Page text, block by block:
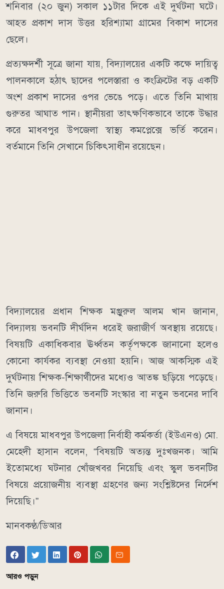
শনিবার (২০ জুন) সকাল ১১টার দিকে এই দুর্ঘটনা ঘটে।
আহত প্রকাশ দাস উত্তর হরিশ্যামা গ্রামের বিকাশ দাসের
ছেলে।
প্রত্যক্ষদর্শী সূত্রে জানা যায়, বিদ্যালয়ের একটি কক্ষে দায়িত্ব
পালনকালে হঠাৎ ছাদের পলেস্তারা ও কংক্রিটের বড় একটি
অংশ প্রকাশ দাসের ওপর ভেঙে পড়ে। এতে তিনি মাথায়
গুরুতর আঘাত পান। স্থানীয়রা তাৎক্ষণিকভাবে তাকে উদ্ধার
করে মাধবপুর উপজেলা স্বাস্থ্য কমপ্লেক্সে ভর্তি করেন।
বর্তমানে তিনি সেখানে চিকিৎসাধীন রয়েছেন।
বিদ্যালয়ের প্রধান শিক্ষক মঞ্জুরুল আলম খান জানান,
বিদ্যালয় ভবনটি দীর্ঘদিন ধরেই জরাজীর্ণ অবস্থায় রয়েছে।
বিষয়টি একাধিকবার ঊর্ধ্বতন কর্তৃপক্ষকে জানানো হলেও
কোনো কার্যকর ব্যবস্থা নেওয়া হয়নি। আজ আকস্মিক এই
দুর্ঘটনায় শিক্ষক-শিক্ষার্থীদের মধ্যেও আতঙ্ক ছড়িয়ে পড়েছে।
তিনি জরুরি ভিত্তিতে ভবনটি সংস্কার বা নতুন ভবনের দাবি
জানান।
এ বিষয়ে মাধবপুর উপজেলা নির্বাহী কর্মকর্তা (ইউএনও) মো.
মেহেদী হাসান বলেন, “বিষয়টি অত্যন্ত দুঃখজনক। আমি
ইতোমধ্যে ঘটনার খোঁজখবর নিয়েছি এবং স্কুল ভবনটির
বিষয়ে প্রয়োজনীয় ব্যবস্থা গ্রহণের জন্য সংশ্লিষ্টদের নির্দেশ
দিয়েছি।”
মানবকণ্ঠ/ডিআর
আরও পড়ুন